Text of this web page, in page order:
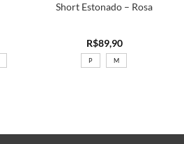
Short Estonado – Rosa
R$89,90
P M